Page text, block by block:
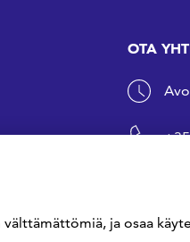
OTA
välttämättömiä, ja osaa